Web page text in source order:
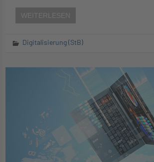
WEITERLESEN
Digitalisierung (StB)